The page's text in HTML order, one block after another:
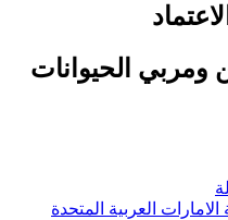
ومربي الحيوانات
العربية المتحدة